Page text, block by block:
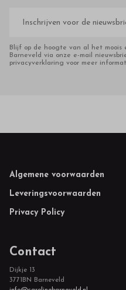
mailadres
Blijf op de hoogte van al het moois
Barneveld via onze e-mail
privacyverklaring voor meer
Footer
Algemene voorwaarden
Leveringsvoorwaarden
Privacy Policy
Contact
Dijkje 13
3771BN Barneveld